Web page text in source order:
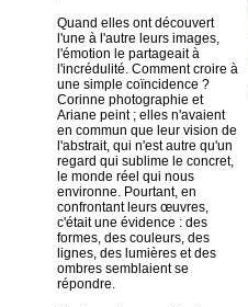
Quand elles ont découvert
l'une à l'autre leurs images,
l'émotion le partageait à
l'incrédulité. Comment croire à
une simple coïncidence ?
Corinne photographie et
Ariane peint ; elles n'avaient
en commun que leur vision de
l'abstrait, qui n'est autre qu'un
regard qui sublime le concret,
le monde réel qui nous
environne. Pourtant, en
confrontant leurs œuvres,
c'était une évidence : des
formes, des couleurs, des
lignes, des lumières et des
ombres semblaient se
répondre.